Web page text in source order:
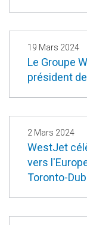
19 Mars 2024
Le Groupe
président
2 Mars 2024
WestJet
vers
Toronto-